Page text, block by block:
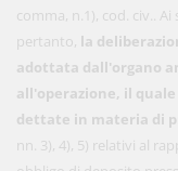
comma, n.1), cod. civ..
pertanto, la
adottata dall'organo
all'operazione, il
dettate in materia di
nn. 3), 4), 5) relativi al